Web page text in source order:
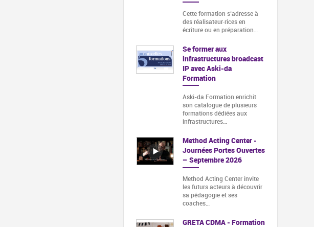
Cette formation s‘adresse à
des réalisateur·rices en
écriture ou en préparation…
Se former aux
infrastructures broadcast
IP avec Aski-da
Formation
Aski-da Formation enrichit
son catalogue de plusieurs
formations dédiées aux
infrastructures…
Method Acting Center -
Journées Portes Ouvertes
– Septembre 2026
Method Acting Center invite
les futurs acteurs à découvrir
sa pédagogie et ses
coaches…
GRETA CDMA - Formation